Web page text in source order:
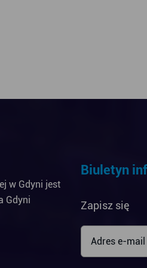
w Gdyni jest
Gdyni
Biuletyn
Zapisz się